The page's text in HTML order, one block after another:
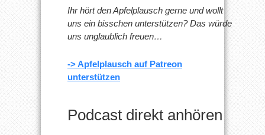
Ihr hört den Apfelplausch gerne und wollt
uns ein bisschen unterstützen? Das würde
uns unglaublich freuen…
-> Apfelplausch auf Patreon
unterstützen
Podcast direkt anhören